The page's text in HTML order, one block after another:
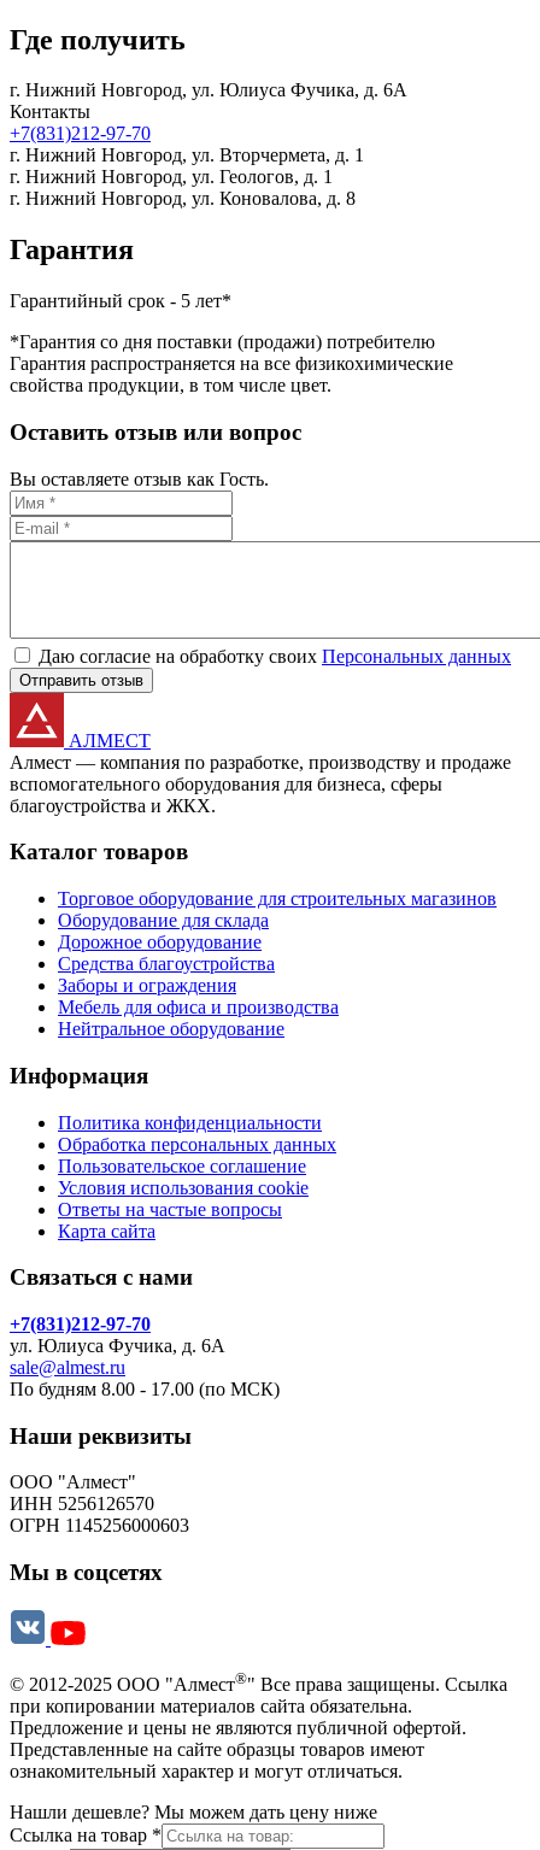
Где получить
г. Нижний Новгород, ул. Юлиуса Фучика, д. 6А
Контакты
+7(831)212-97-70
г. Нижний Новгород, ул. Вторчермета, д. 1
г. Нижний Новгород, ул. Геологов, д. 1
г. Нижний Новгород, ул. Коновалова, д. 8
Гарантия
Гарантийный срок - 5 лет*
*Гарантия со дня поставки (продажи) потребителю
Гарантия распространяется на все физикохимические
свойства продукции, в том числе цвет.
Оставить отзыв или вопрос
Вы оставляете отзыв как Гость.
Даю согласие на обработку своих Персональных данных
Отправить отзыв
АЛМЕСТ
Алмест — компания по разработке, производству и продаже
вспомогательного оборудования для бизнеса, сферы
благоустройства и ЖКХ.
Каталог товаров
Торговое оборудование для строительных магазинов
Оборудование для склада
Дорожное оборудование
Средства благоустройства
Заборы и ограждения
Мебель для офиса и производства
Нейтральное оборудование
Информация
Политика конфиденциальности
Обработка персональных данных
Пользовательское соглашение
Условия использования cookie
Ответы на частые вопросы
Карта сайта
Связаться с нами
+7(831)212-97-70
ул. Юлиуса Фучика, д. 6А
sale@almest.ru
По будням 8.00 - 17.00 (по МСК)
Наши реквизиты
ООО "Алмест"
ИНН 5256126570
ОГРН 1145256000603
Мы в соцсетях
© 2012-2025 ООО "Алмест®" Все права защищены. Ссылка
при копировании материалов сайта обязательна.
Предложение и цены не являются публичной офертой.
Представленные на сайте образцы товаров имеют
ознакомительный характер и могут отличаться.
Нашли дешевле? Мы можем дать цену ниже
Ссылка на товар *